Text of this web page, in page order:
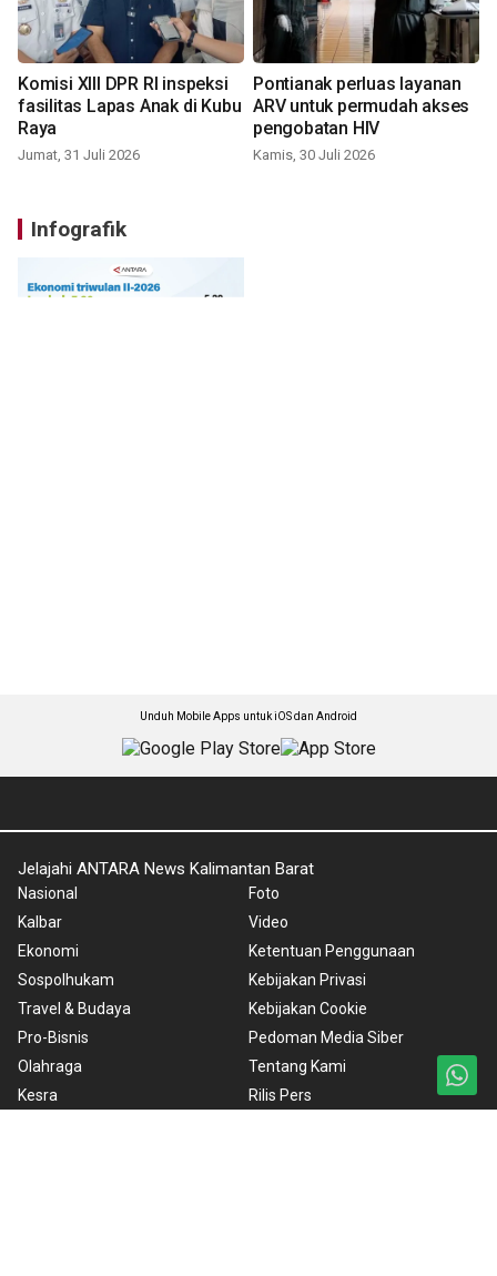
Komisi XIII DPR RI inspeksi
fasilitas Lapas Anak di Kubu
Raya
Jumat, 31 Juli 2026
Pontianak perluas layanan
ARV untuk permudah akses
pengobatan HIV
Kamis, 30 Juli 2026
Infografik
Unduh Mobile Apps untuk iOS dan Android
Jelajahi ANTARA News Kalimantan Barat
Nasional
Kalbar
Ekonomi
Sospolhukam
Travel & Budaya
Pro-Bisnis
Olahraga
Kesra
Foto
Video
Ketentuan Penggunaan
Kebijakan Privasi
Kebijakan Cookie
Pedoman Media Siber
Tentang Kami
Rilis Pers